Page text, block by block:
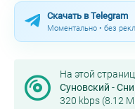
Скачать в Telegram
Моментально • без
На этой
Суновский -
320 kbps (8.12